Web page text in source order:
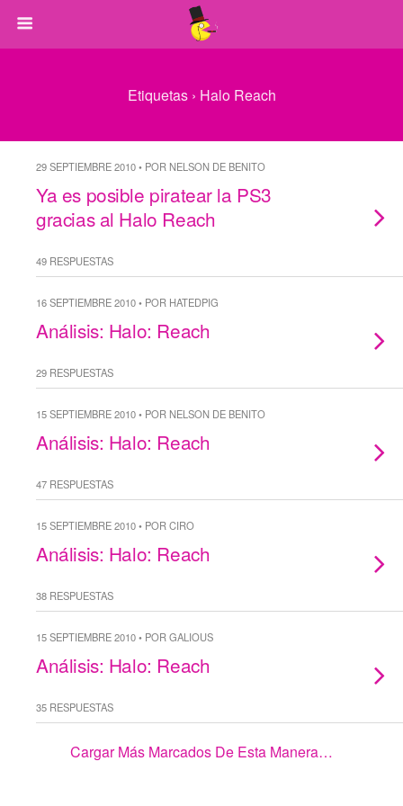
Etiquetas › Halo Reach
29 SEPTIEMBRE 2010 • POR NELSON DE BENITO
Ya es posible piratear la PS3
gracias al Halo Reach
49 RESPUESTAS
16 SEPTIEMBRE 2010 • POR HATEDPIG
Análisis: Halo: Reach
29 RESPUESTAS
15 SEPTIEMBRE 2010 • POR NELSON DE BENITO
Análisis: Halo: Reach
47 RESPUESTAS
15 SEPTIEMBRE 2010 • POR CIRO
Análisis: Halo: Reach
38 RESPUESTAS
15 SEPTIEMBRE 2010 • POR GALIOUS
Análisis: Halo: Reach
35 RESPUESTAS
Cargar Más Marcados De Esta Manera…